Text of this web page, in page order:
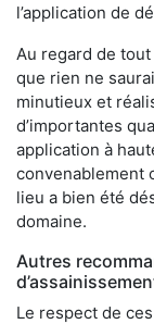
l’application de
Au regard de
que rien ne
minutieux et
d’importantes
application à
convenablement
lieu a bien été
domaine.
Autres
Le respect de